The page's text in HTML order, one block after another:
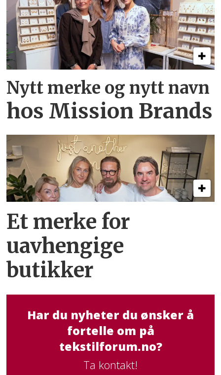
Nytt merke og nytt navn
hos Mission Brands
Et merke for
uavhengige
butikker
Har du nyheter du ønsker å
fortelle om på
tekstilforum.no?
Ta kontakt!